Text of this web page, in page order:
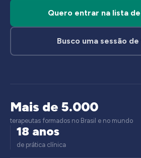
Quero entrar na lista
Busco uma sessão
Mais de 5.000
terapeutas formados no Brasil e no mundo
18 anos
de prática clínica